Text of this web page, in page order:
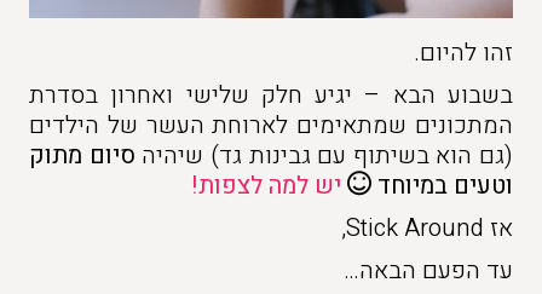
זהו להיום.
בשבוע הבא – יגיע חלק שלישי ואחרון בסדרת
המתכונים שמתאימים לארוחת העשר של הילדים
(גם הוא בשיתוף עם גבינות גד) שיהיה סיום מתוק
וטעים במיוחד
יש למה לצפות!
אז Stick Around,
עד הפעם הבאה…